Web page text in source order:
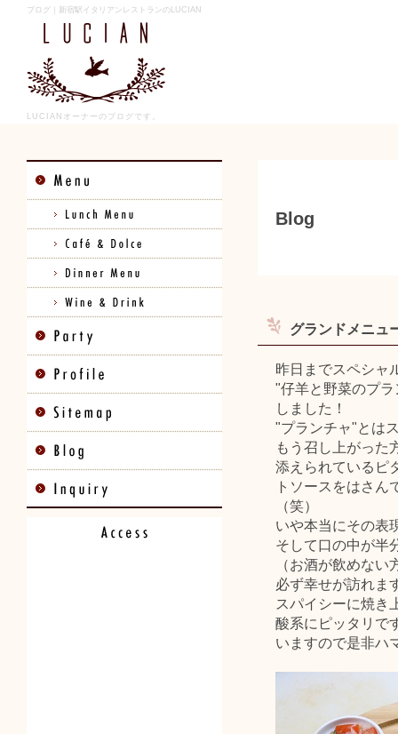
ブログ｜新宿駅イタリアンレストランのLUCIAN
LUCIANオーナーのブログです。
Blog
グランドメニュ
昨日までスペシャ
"仔羊と野菜のプ
しました！
"プランチャ"とは
もう召し上がった
添えられているピ
トソースをはさん
（笑）
いや本当にその表
そして口の中が半
（お酒が飲めな
必ず幸せが訪れま
スパイシーに焼き
酸系にピッタリで
いますので是非ハ